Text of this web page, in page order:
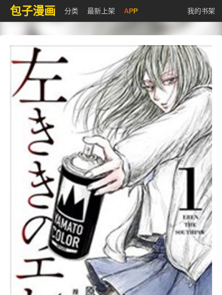
包子漫画 分类 最新上架 APP 我的书架